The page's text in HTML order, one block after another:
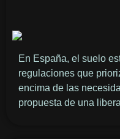
En España, el suelo
regulaciones que
encima de las
propuesta de una